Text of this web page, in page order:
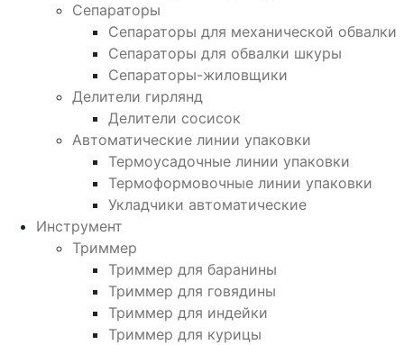
Сепараторы
Сепараторы для механической обвалки
Сепараторы для обвалки шкуры
Сепараторы-жиловщики
Делители гирлянд
Делители сосисок
Автоматические линии упаковки
Термоусадочные линии упаковки
Термоформовочные линии упаковки
Укладчики автоматические
Инструмент
Триммер
Триммер для баранины
Триммер для говядины
Триммер для индейки
Триммер для курицы